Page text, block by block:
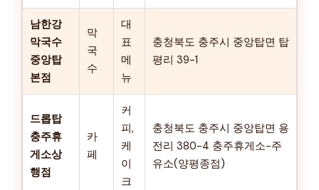
남한강
막국수
중앙탑
본점
막
국
수
대
표
메
뉴
충청북도 충주시 중앙탑면 탑
평리 39-1
드롭탑
충주휴
게소상
행점
카
페
커
피,
케
이
크
충청북도 충주시 중앙탑면 용
전리 380-4 충주휴게소-주
유소(양평종점)